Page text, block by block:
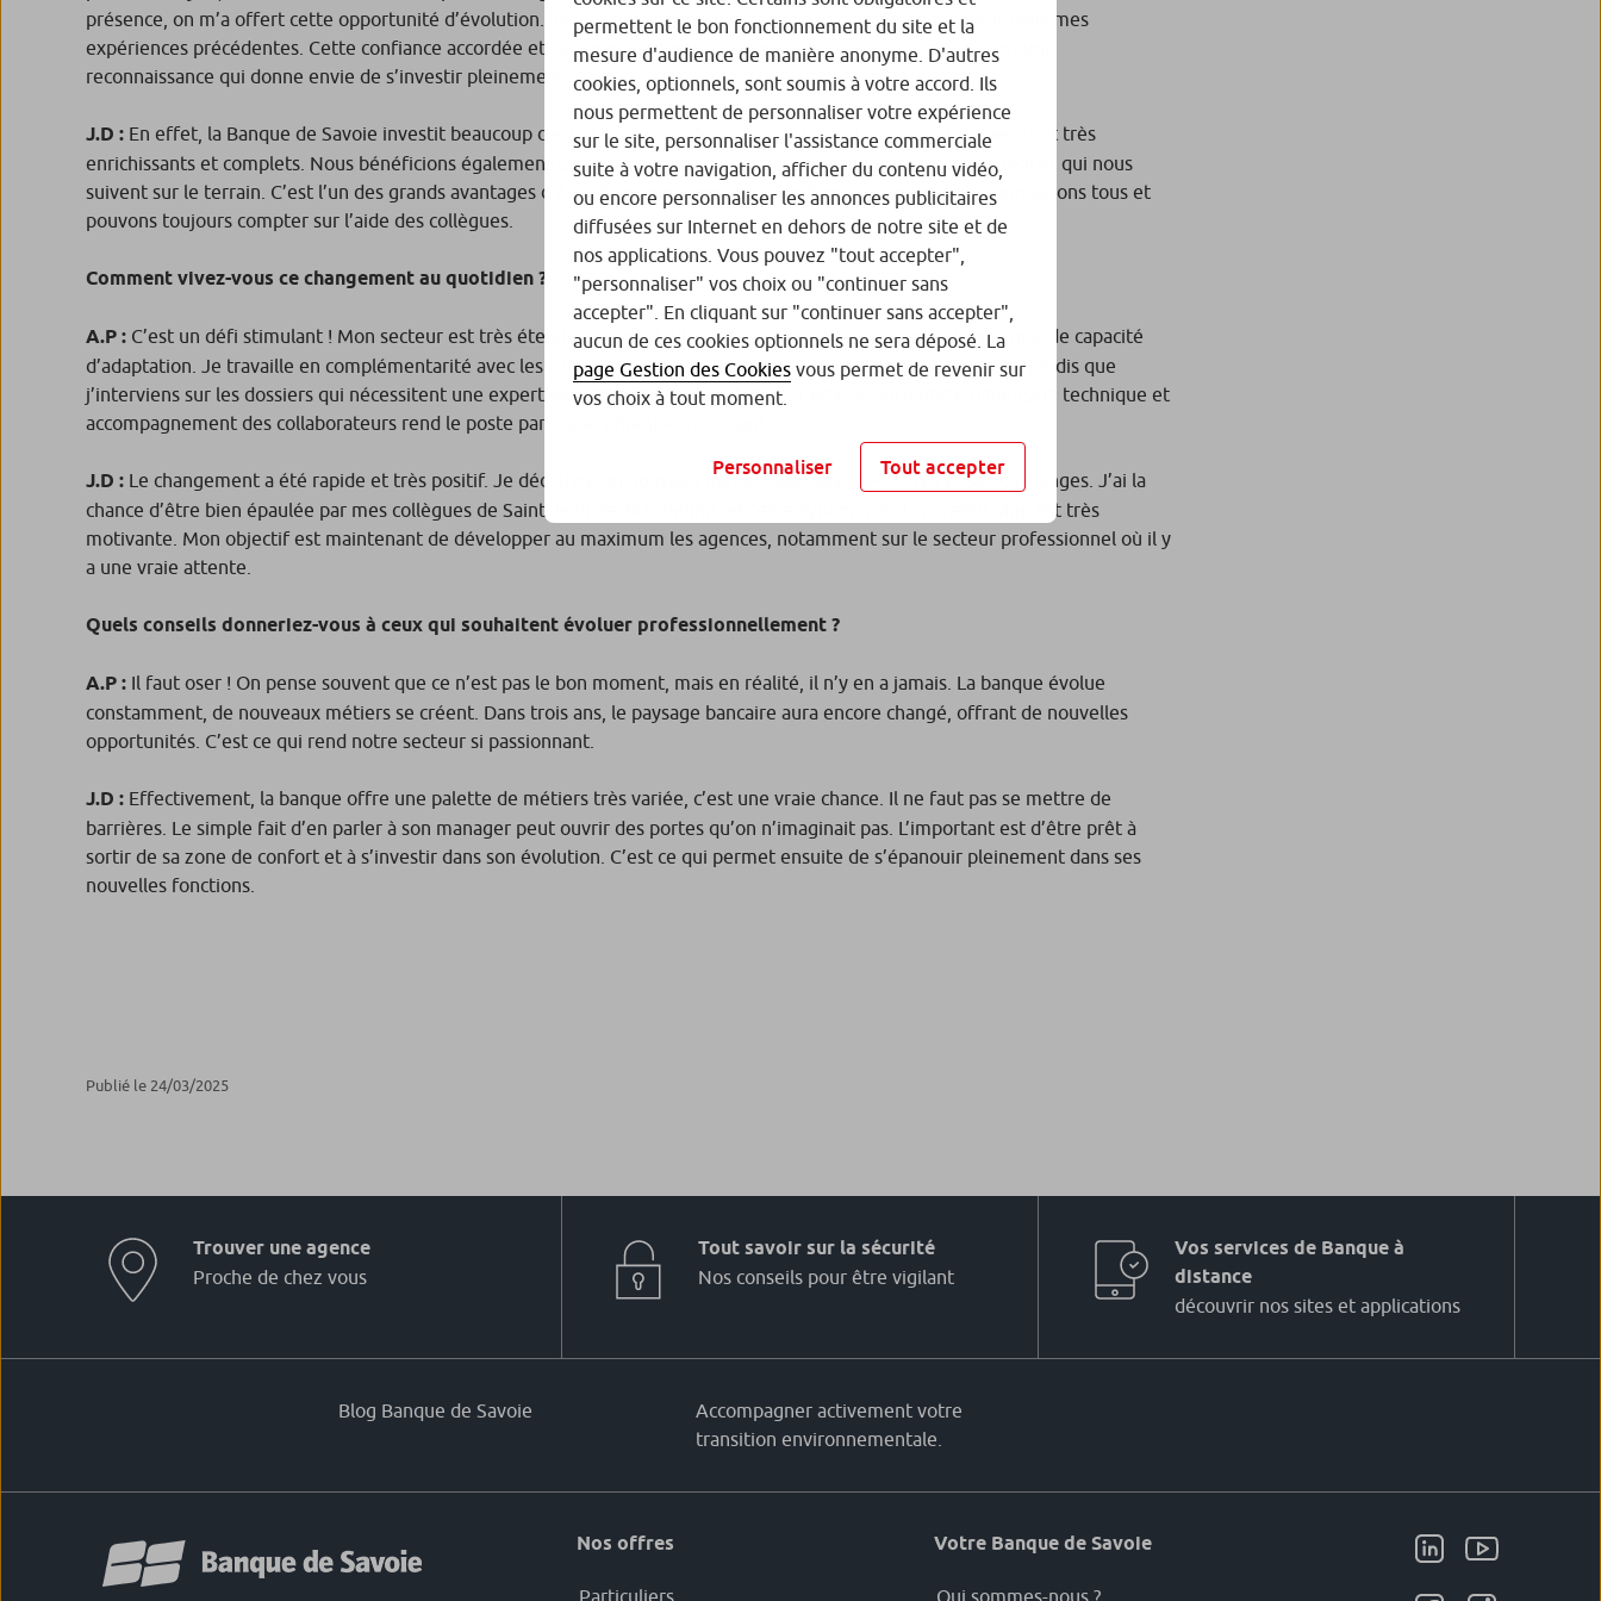
présence, on m’a offert cette opportunité d’évolution. Je n’ai jamais connu un tel niveau d’accompagnement dans mes
expériences précédentes. Cette confiance accordée et cet investissement me touchent particulièrement, c’est une
reconnaissance qui donne envie de s’investir pleinement.
J.D : En effet, la Banque de Savoie investit beaucoup dans la formation des collaborateurs. Les cursus internes sont très
enrichissants et complets. Nous bénéficions également du soutien précieux des accompagnateurs de compétences qui nous
suivent sur le terrain. C’est l’un des grands avantages d’être dans une banque à taille humaine : nous nous connaissons tous et
pouvons toujours compter sur l’aide des collègues.
Comment vivez-vous ce changement au quotidien ?
A.P : C’est un défi stimulant ! Mon secteur est très étendu, couvrant 19 points de vente, ce qui demande une grande capacité
d’adaptation. Je travaille en complémentarité avec les conseillers : ils assurent le suivi quotidien de la clientèle, tandis que
j’interviens sur les dossiers qui nécessitent une expertise patrimoniale approfondie. Cette alliance entre dimension technique et
accompagnement des collaborateurs rend le poste particulièrement enrichissant.
J.D : Le changement a été rapide et très positif. Je découvre un nouveau métier, avec ses spécificités et ses challenges. J’ai la
chance d’être bien épaulée par mes collègues de Saint-Jean-de-Maurienne, et cette dynamique d’apprentissage est très
motivante. Mon objectif est maintenant de développer au maximum les agences, notamment sur le secteur professionnel où il y
a une vraie attente.
Quels conseils donneriez-vous à ceux qui souhaitent évoluer professionnellement ?
A.P : Il faut oser ! On pense souvent que ce n’est pas le bon moment, mais en réalité, il n’y en a jamais. La banque évolue
constamment, de nouveaux métiers se créent. Dans trois ans, le paysage bancaire aura encore changé, offrant de nouvelles
opportunités. C’est ce qui rend notre secteur si passionnant.
J.D : Effectivement, la banque offre une palette de métiers très variée, c’est une vraie chance. Il ne faut pas se mettre de
barrières. Le simple fait d’en parler à son manager peut ouvrir des portes qu’on n’imaginait pas. L’important est d’être prêt à
sortir de sa zone de confort et à s’investir dans son évolution. C’est ce qui permet ensuite de s’épanouir pleinement dans ses
nouvelles fonctions.
Publié le 24/03/2025
Trouver une agence
Proche de chez vous
Tout savoir sur la sécurité
Nos conseils pour être vigilant
Vos services de Banque à
distance
découvrir nos sites et applications
Blog Banque de Savoie
Accompagner activement votre
transition environnementale.
Nos offres
Particuliers
Votre Banque de Savoie
Qui sommes-nous ?
permettent le bon fonctionnement du site et la
mesure d'audience de manière anonyme. D'autres
cookies, optionnels, sont soumis à votre accord. Ils
nous permettent de personnaliser votre expérience
sur le site, personnaliser l'assistance commerciale
suite à votre navigation, afficher du contenu vidéo,
ou encore personnaliser les annonces publicitaires
diffusées sur Internet en dehors de notre site et de
nos applications. Vous pouvez "tout accepter",
"personnaliser" vos choix ou "continuer sans
accepter". En cliquant sur "continuer sans accepter",
aucun de ces cookies optionnels ne sera déposé. La
page Gestion des Cookies vous permet de revenir sur
vos choix à tout moment.
Personnaliser Tout accepter